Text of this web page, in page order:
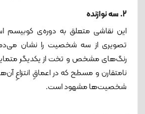
2. سه نوازنده
این نقاشی متعلق به دوره‌ی کوبیسم
تصویری از سه شخصیت را نشان
رنگ‌های مشخص و تخت از یکدیگر
نامتقارن و مسطح که در اعماقِ انتزاعِ
شخصیت‌ها مشهود است.